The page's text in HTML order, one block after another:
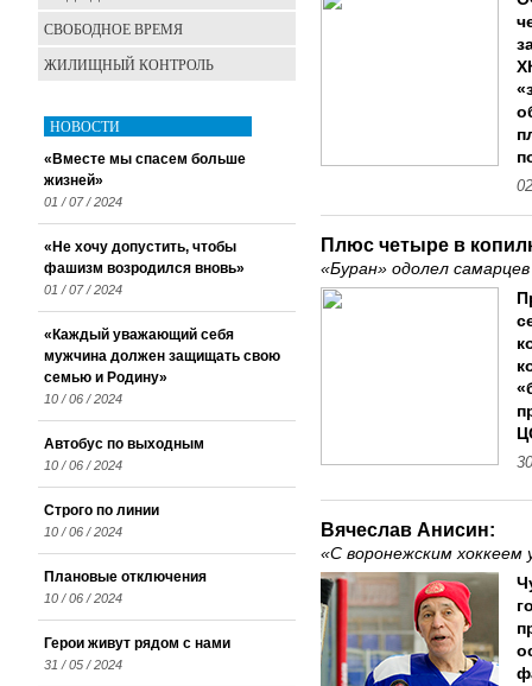
Плюс четыре в
«Буран» одолел
Вячеслав Анисин:
«С воронежским хоккеем
СВОБОДНОЕ ВРЕМЯ
ЖИЛИЩНЫЙ КОНТРОЛЬ
НОВОСТИ
«Вместе мы спасем больше
жизней»
01 / 07 / 2024
«Не хочу допустить, чтобы
фашизм возродился вновь»
01 / 07 / 2024
«Каждый уважающий себя
мужчина должен защищать свою
семью и Родину»
10 / 06 / 2024
Автобус по выходным
10 / 06 / 2024
Строго по линии
10 / 06 / 2024
Плановые отключения
10 / 06 / 2024
Герои живут рядом с нами
31 / 05 / 2024